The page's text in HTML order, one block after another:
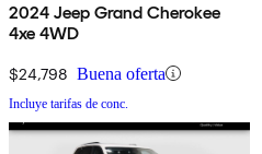
2024 Jeep Grand Cherokee
4xe 4WD
$24,798 Buena oferta
Incluye tarifas de conc.